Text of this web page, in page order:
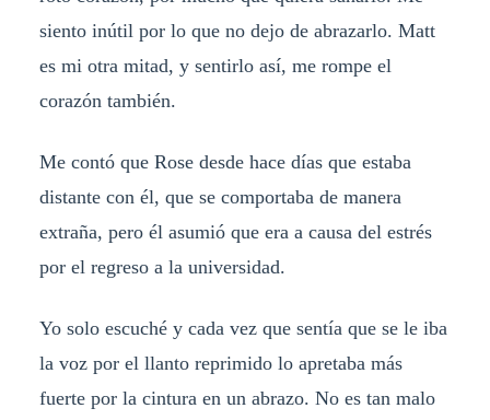
siento inútil por lo que no dejo de abrazarlo. Matt
es mi otra mitad, y sentirlo así, me rompe el
corazón también.
Me contó que Rose desde hace días que estaba
distante con él, que se comportaba de manera
extraña, pero él asumió que era a causa del estrés
por el regreso a la universidad.
Yo solo escuché y cada vez que sentía que se le iba
la voz por el llanto reprimido lo apretaba más
fuerte por la cintura en un abrazo. No es tan malo